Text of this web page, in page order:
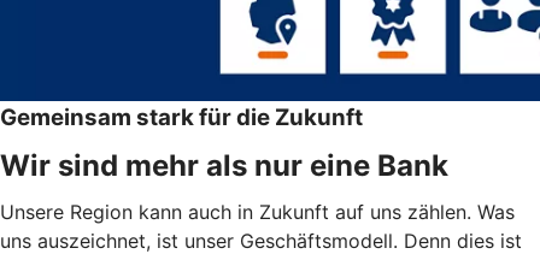
Gemeinsam stark für die Zukunft
Wir sind mehr als nur eine Bank
Unsere Region kann auch in Zukunft auf uns zählen. Was
uns auszeichnet, ist unser Geschäftsmodell. Denn dies ist